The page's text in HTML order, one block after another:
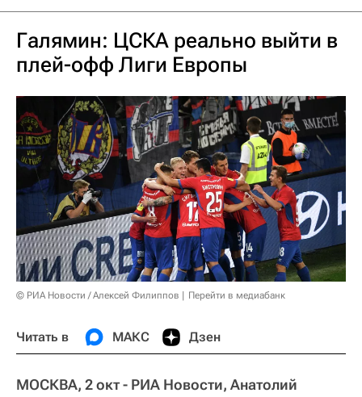
Галямин: ЦСКА реально выйти в
плей-офф Лиги Европы
© РИА Новости / Алексей Филиппов Перейти в медиабанк
Читать в МАКС Дзен
МОСКВА, 2 окт - РИА Новости, Анатолий